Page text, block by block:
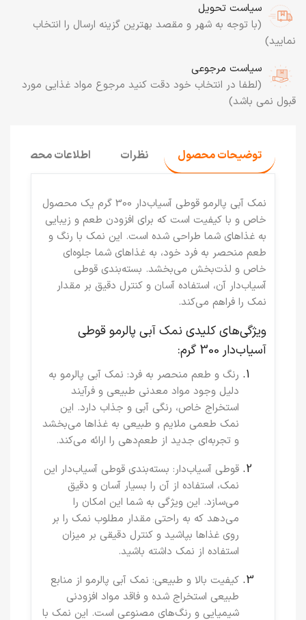
سیاست تحویل
(با توجه به شهر و مقصد بهترین گزینه ارسال را انتخاب
نمایید)
سیاست مرجوعی
(لطفا در انتخاب خود دقت کنید مرجوع مواد غذایی مورد
قبول نمی باشد)
توضیحات محصول نظرات اطلاعات محصول
نمک آبی پالرمو قوطی آسیاب‌دار 300 گرم
یک محصول
خاص و با کیفیت است که برای افزودن طعم و زیبایی
به غذاهای شما طراحی شده است. این نمک با رنگ و
طعم منحصر به فرد خود، به غذاهای شما جلوه‌ای
خاص و لذت‌بخش می‌بخشد. بسته‌بندی قوطی
آسیاب‌دار آن، استفاده آسان و کنترل دقیق بر مقدار
نمک را فراهم می‌کند.
ویژگی‌های کلیدی نمک آبی پالرمو قوطی
آسیاب‌دار 300 گرم:
رنگ و طعم منحصر به فرد: نمک آبی پالرمو به
دلیل وجود مواد معدنی طبیعی و فرآیند
استخراج خاص، رنگی آبی و جذاب دارد. این
نمک طعمی ملایم و طبیعی به غذاها می‌بخشد
و تجربه‌ای جدید از طعم‌دهی را ارائه می‌کند.
قوطی آسیاب‌دار: بسته‌بندی قوطی آسیاب‌دار این
نمک، استفاده از آن را بسیار آسان و دقیق
می‌سازد. این ویژگی به شما این امکان را
می‌دهد که به راحتی مقدار مطلوب نمک را بر
روی غذاها بپاشید و کنترل دقیقی بر میزان
استفاده از نمک داشته باشید.
کیفیت بالا و طبیعی: نمک آبی پالرمو از منابع
طبیعی استخراج شده و فاقد مواد افزودنی
شیمیایی و رنگ‌های مصنوعی است. این نمک با